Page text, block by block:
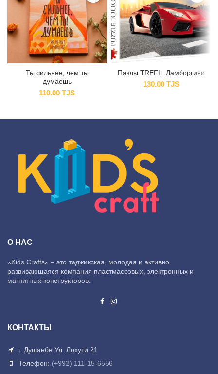
Ты сильнее, чем ты
думаешь
110.00 TJS
Пазлы TREFL: Ламборгини
130.00 TJS
О НАС
«Kids Crafts» – это таджикская, молодая и активно
развивающаяся компания пластмассовых, электронных и
магнитных конструкторов.
КОНТАКТЫ
г. Душанбе Ул. Лохути 21
Телефон: (+992) 111-15-6556